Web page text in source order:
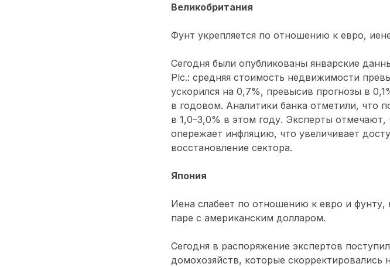
Великобритания
Фунт укрепляется по отношению к евро,
Сегодня были опубликованы январские
Plc.: средняя стоимость недвижимости
ускорился на 0,7%, превысив прогнозы в
в годовом. Аналитики банка отметили, что
в 1,0–3,0% в этом году. Эксперты
опережает инфляцию, что увеличивает
восстановление сектора.
Япония
Иена слабеет по отношению к евро и
паре с американским долларом.
Сегодня в распоряжение экспертов
домохозяйств, которые скорректировались